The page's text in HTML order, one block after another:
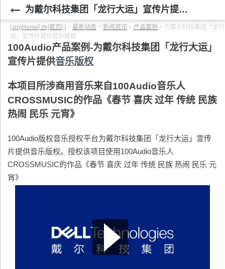
为戴尔科技集团「龙行大运」宣传片提供音乐版权
[:en]Home[:zh]首页[:] > 最新动态 > 新闻资讯 > 产品案例 > 为戴尔科技集团「龙
运」宣传片提供音乐版权
100Audio产品案例-为戴尔科技集团「龙行大运」
宣传片提供音乐版权
本项目所涉商用音乐来自100Audio音乐人
CROSSMUSIC的作品《春节 喜庆 过年 传统 民族
热闹 民乐 元宵》
100Audio版权音乐授权平台为戴尔科技集团「龙行大运」宣传
片提供音乐版权。授权该项目使用100Audio音乐人
CROSSMUSIC的作品《春节 喜庆 过年 传统 民族 热闹 民乐 元
宵》